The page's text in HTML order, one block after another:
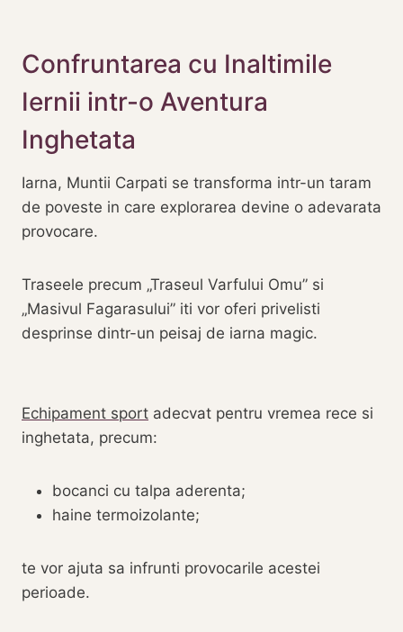
Confruntarea cu Inaltimile
Iernii intr-o Aventura
Inghetata
Iarna, Muntii Carpati se transforma intr-un taram
de poveste in care explorarea devine o adevarata
provocare.
Traseele precum „Traseul Varfului Omu” si
„Masivul Fagarasului” iti vor oferi privelisti
desprinse dintr-un peisaj de iarna magic.
Echipament sport adecvat pentru vremea rece si
inghetata, precum:
bocanci cu talpa aderenta;
haine termoizolante;
te vor ajuta sa infrunti provocarile acestei
perioade.